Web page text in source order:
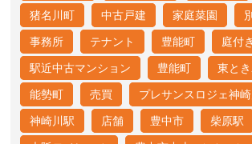
猪名川町 中古戸建 家庭菜園
事務所 テナント 豊能町 庭付き
駅近中古マンション 豊能町 東と
能勢町 売買 プレサンスロジェ神崎
神崎川駅 店舗 豊中市 柴原駅